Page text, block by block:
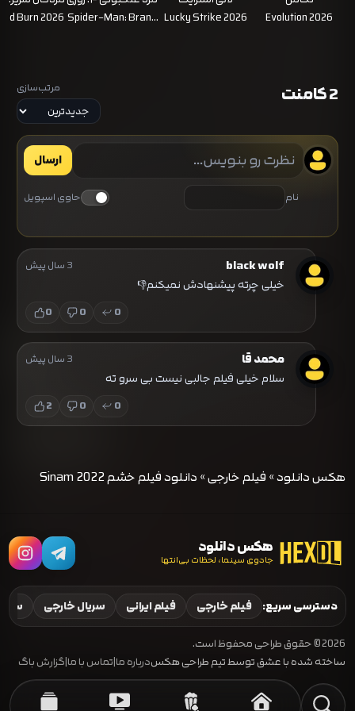
Evolution 2026
Lucky Strike 2026
کاملا تازه
Spider-Man: Brand
Burn 2026
2 کامنت مرتب‌سازی
ارسال
نام حاوی اسپویل
black wolf 3 سال پیش
خیلی چرته پیشنهادش نمیکنم👎
0 0 0
محمد قا 3 سال پیش
سلام خیلی فیلم جالبی نیست بی سرو ته
2 0 0
هکس دانلود»فیلم خارجی»دانلود فیلم خشم Sinam 2022
هکس دانلود
جادوی سینما، لحظات بی‌انتها
دسترسی سریع: فیلم خارجی فیلم ایرانی سریال خارجی
2026 © حقوق طراحی محفوظ است.
ساخته شده با عشق توسط تیم طراحی هکسدرباره ما|تماس با ما|گزارش باگ